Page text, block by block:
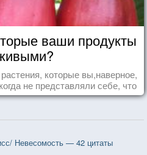
ваши продукты
которые вы,наверное,
не представляли себе, что
их в пищу.
Невесомость — 42 цитаты